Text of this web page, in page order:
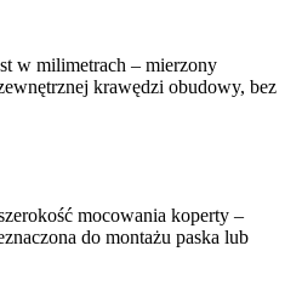
w milimetrach – mierzony
krawędzi obudowy, bez
mocowania koperty –
do montażu paska lub